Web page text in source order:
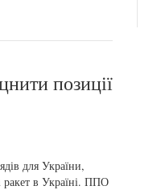
позиції
для України,
ракет в Україні. ППО